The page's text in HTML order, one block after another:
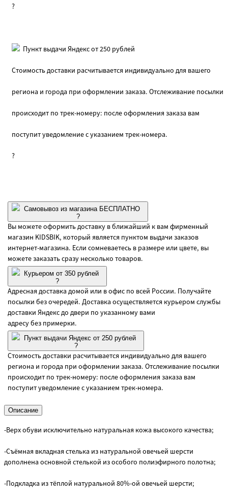
?
Пункт выдачи Яндекс от 250 рублей
Стоимость доставки расчитывается индивидуально для вашего
региона и города при оформлении заказа. Отслеживание посылки
происходит по трек-номеру: после оформления заказа вам
поступит уведомление с указанием трек-номера.
?
Самовывоз из магазина БЕСПЛАТНО
?
Вы можете оформить доставку в ближайший к вам фирменный
магазин KIDSBIK, который является пунктом выдачи заказов
интернет-магазина. Если сомневаетесь в размере или цвете, вы
можете заказать сразу несколько товаров.
Курьером от 350 рублей
?
Адресная доставка домой или в офис по всей России. Получайте
посылки без очередей. Доставка осуществляется курьером службы
доставки Яндекс до двери по указанному вами
адресу без примерки.
Пункт выдачи Яндекс от 250 рублей
?
Стоимость доставки расчитывается индивидуально для вашего
региона и города при оформлении заказа. Отслеживание посылки
происходит по трек-номеру: после оформления заказа вам
поступит уведомление с указанием трек-номера.
Описание
-Верх обуви исключительно натуральная кожа высокого качества;
-Съёмная вкладная стелька из натуральной овечьей шерсти
дополнена основной стелькой из особого полиэфирного полотна;
-Подкладка из тёплой натуральной 80%-ой овечьей шерсти;